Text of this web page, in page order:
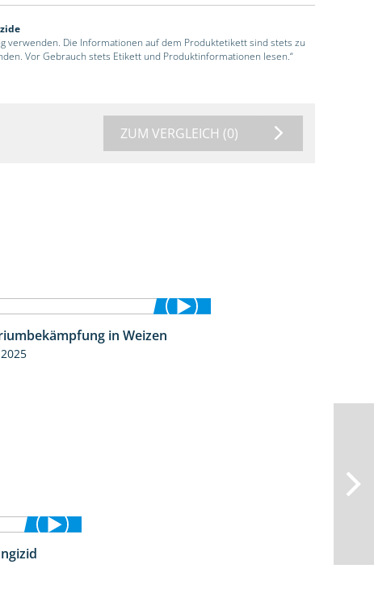
verwenden. Die Informationen auf dem Produktetikett sind stets zu
Vor Gebrauch stets Etikett und Produktinformationen lesen.“
ZUM VERGLEICH (0)
in Weizen